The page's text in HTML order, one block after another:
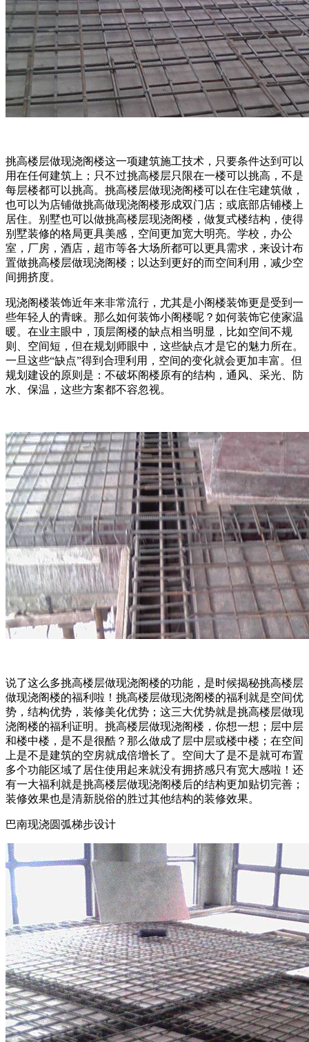
挑高楼层做现浇阁楼这一项建筑施工技术，只要条件达到可以
用在任何建筑上；只不过挑高楼层只限在一楼可以挑高，不是
每层楼都可以挑高。挑高楼层做现浇阁楼可以在住宅建筑做，
也可以为店铺做挑高做现浇阁楼形成双门店；或底部店铺楼上
居住。别墅也可以做挑高楼层现浇阁楼，做复式楼结构，使得
别墅装修的格局更具美感，空间更加宽大明亮。学校，办公
室，厂房，酒店，超市等各大场所都可以更具需求，来设计布
置做挑高楼层做现浇阁楼；以达到更好的而空间利用，减少空
间拥挤度。
现浇阁楼装饰近年来非常流行，尤其是小阁楼装饰更是受到一
些年轻人的青睐。那么如何装饰小阁楼呢？如何装饰它使家温
暖。在业主眼中，顶层阁楼的缺点相当明显，比如空间不规
则、空间短，但在规划师眼中，这些缺点才是它的魅力所在。
一旦这些“缺点”得到合理利用，空间的变化就会更加丰富。但
规划建设的原则是：不破坏阁楼原有的结构，通风、采光、防
水、保温，这些方案都不容忽视。
说了这么多挑高楼层做现浇阁楼的功能，是时候揭秘挑高楼层
做现浇阁楼的福利啦！挑高楼层做现浇阁楼的福利就是空间优
势，结构优势，装修美化优势；这三大优势就是挑高楼层做现
浇阁楼的福利证明。挑高楼层做现浇阁楼，你想一想；层中层
和楼中楼，是不是很酷？那么做成了层中层或楼中楼；在空间
上是不是建筑的空房就成倍增长了。空间大了是不是就可布置
多个功能区域了居住使用起来就没有拥挤感只有宽大感啦！还
有一大福利就是挑高楼层做现浇阁楼后的结构更加贴切完善；
装修效果也是清新脱俗的胜过其他结构的装修效果。
巴南现浇圆弧梯步设计